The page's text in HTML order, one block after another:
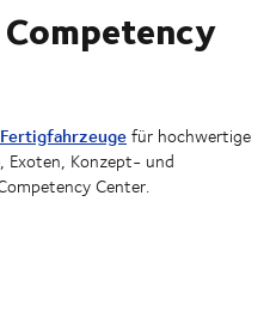
für hochwertige
Exoten, Konzept- und
Center.